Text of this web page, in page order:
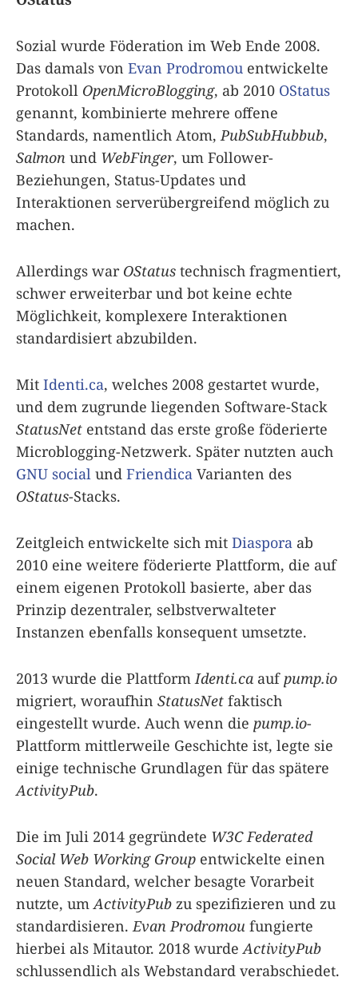
Sozial wurde Föderation im Web Ende 2008.
Das damals von Evan Prodromou entwickelte
Protokoll OpenMicroBlogging, ab 2010 OStatus
genannt, kombinierte mehrere offene
Standards, namentlich Atom, PubSubHubbub,
Salmon und WebFinger, um Follower-
Beziehungen, Status-Updates und
Interaktionen serverübergreifend möglich zu
machen.
Allerdings war OStatus technisch fragmentiert,
schwer erweiterbar und bot keine echte
Möglichkeit, komplexere Interaktionen
standardisiert abzubilden.
Mit Identi.ca, welches 2008 gestartet wurde,
und dem zugrunde liegenden Software-Stack
StatusNet entstand das erste große föderierte
Microblogging-Netzwerk. Später nutzten auch
GNU social und Friendica Varianten des
OStatus-Stacks.
Zeitgleich entwickelte sich mit Diaspora ab
2010 eine weitere föderierte Plattform, die auf
einem eigenen Protokoll basierte, aber das
Prinzip dezentraler, selbstverwalteter
Instanzen ebenfalls konsequent umsetzte.
2013 wurde die Plattform Identi.ca auf pump.io
migriert, woraufhin StatusNet faktisch
eingestellt wurde. Auch wenn die pump.io-
Plattform mittlerweile Geschichte ist, legte sie
einige technische Grundlagen für das spätere
ActivityPub.
Die im Juli 2014 gegründete W3C Federated
Social Web Working Group entwickelte einen
neuen Standard, welcher besagte Vorarbeit
nutzte, um ActivityPub zu spezifizieren und zu
standardisieren. Evan Prodromou fungierte
hierbei als Mitautor. 2018 wurde ActivityPub
schlussendlich als Webstandard verabschiedet.